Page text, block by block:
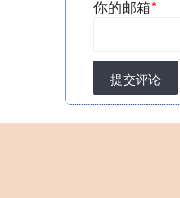
你的邮箱*
提交评论